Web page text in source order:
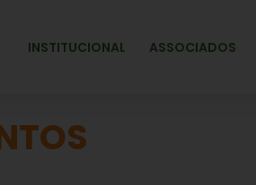
INSTITUCIONAL ASSOCIADOS